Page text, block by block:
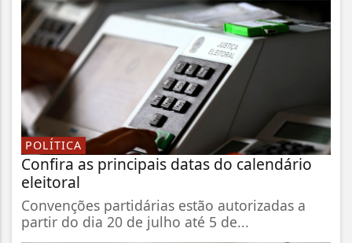
POLÍTICA
Confira as principais datas do calendário
eleitoral
Convenções partidárias estão autorizadas a
partir do dia 20 de julho até 5 de...